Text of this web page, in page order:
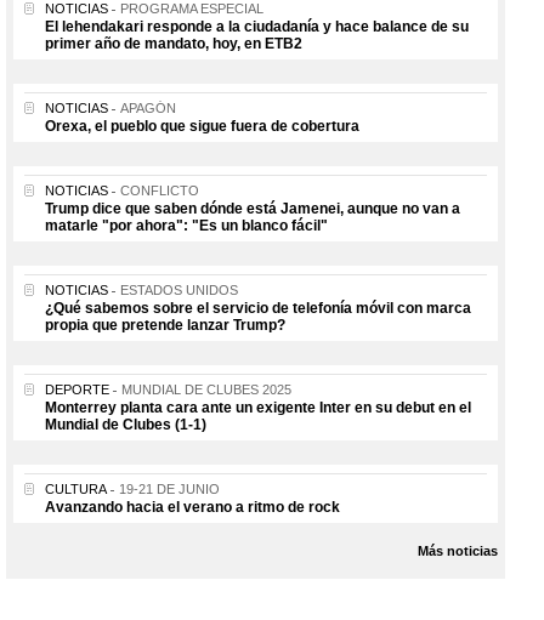
NOTICIAS PROGRAMA ESPECIAL
El lehendakari responde a la ciudadanía y hace balance de su
primer año de mandato, hoy, en ETB2
NOTICIAS APAGÓN
Orexa, el pueblo que sigue fuera de cobertura
NOTICIAS CONFLICTO
Trump dice que saben dónde está Jamenei, aunque no van a
matarle "por ahora": "Es un blanco fácil"
NOTICIAS ESTADOS UNIDOS
¿Qué sabemos sobre el servicio de telefonía móvil con marca
propia que pretende lanzar Trump?
DEPORTE MUNDIAL DE CLUBES 2025
Monterrey planta cara ante un exigente Inter en su debut en el
Mundial de Clubes (1-1)
CULTURA 19-21 DE JUNIO
Avanzando hacia el verano a ritmo de rock
Más noticias